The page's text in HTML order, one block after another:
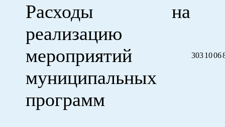
Расходы на
реализацию
мероприятий
муниципальных
программ
3031006